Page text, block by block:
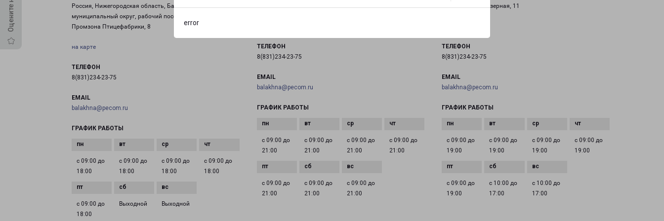
error
Россия, Нижегородская область, Балахнинский
муниципальный округ, рабочий посёлок Первое Мая,
Промзона Птицефабрики, 8
на карте
ТЕЛЕФОН
8(831)234-23-75
EMAIL
balakhna@pecom.ru
ГРАФИК РАБОТЫ
с 09:00 до
18:00
с 09:00 до
18:00
с 09:00 до
18:00
с 09:00 до
18:00
с 09:00 до
18:00
Выходной Выходной
город Балахна, проспект Дзержинского, 2Б
ТЕЛЕФОН
8(831)234-23-75
EMAIL
balakhna@pecom.ru
ГРАФИК РАБОТЫ
с 09:00 до
21:00
с 09:00 до
21:00
с 09:00 до
21:00
с 09:00 до
21:00
с 09:00 до
21:00
с 09:00 до
21:00
с 09:00 до
21:00
Городец, улица Озерная, 11
ТЕЛЕФОН
8(831)234-23-75
EMAIL
balakhna@pecom.ru
ГРАФИК РАБОТЫ
с 09:00 до
19:00
с 09:00 до
19:00
с 09:00 до
19:00
с 09:00 до
19:00
с 09:00 до
19:00
с 10:00 до
17:00
с 10:00 до
17:00